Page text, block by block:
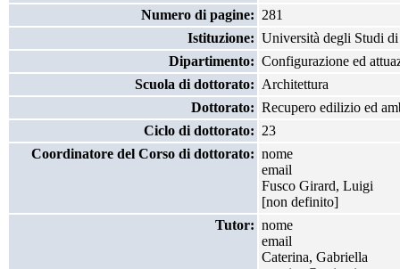
Numero di pagine: 281
Istituzione: Università degli Studi
Dipartimento: Configurazione ed
Scuola di dottorato: Architettura
Dottorato: Recupero edilizio ed
Ciclo di dottorato: 23
Coordinatore del Corso di dottorato: nome
email
Fusco Girard, Luigi
[non definito]
Tutor: nome
email
Caterina, Gabriella